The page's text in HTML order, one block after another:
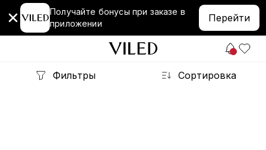
Получайте бонусы при заказе в
приложении
Перейти
Фильтры Сортировка